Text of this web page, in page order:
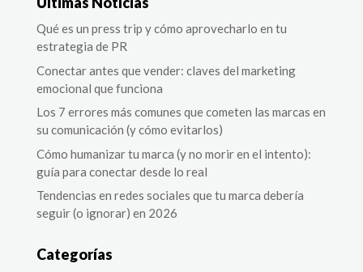
Qué es un press trip y cómo aprovecharlo en tu
estrategia de PR
Conectar antes que vender: claves del marketing
emocional que funciona
Los 7 errores más comunes que cometen las marcas en
su comunicación (y cómo evitarlos)
Cómo humanizar tu marca (y no morir en el intento):
guía para conectar desde lo real
Tendencias en redes sociales que tu marca debería
seguir (o ignorar) en 2026
Categorías